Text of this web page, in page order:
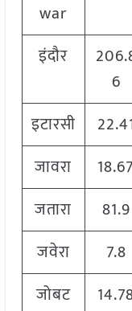
war
इंदौर
6
इटारसी
जावरा
18.67
जतारा
81.9
जवेरा
7.8
जोबट